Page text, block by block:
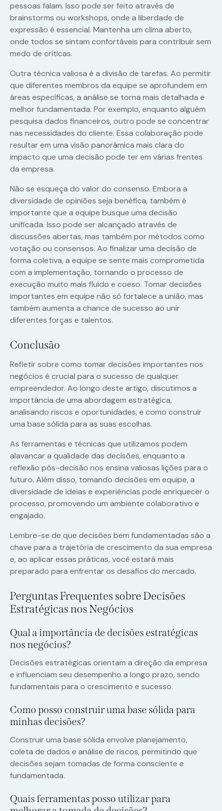
pessoas falam. Isso pode ser feito através de
brainstorms ou workshops, onde a liberdade de
expressão é essencial. Mantenha um clima aberto,
onde todos se sintam confortáveis para contribuir sem
medo de críticas.
Outra técnica valiosa é a divisão de tarefas. Ao permitir
que diferentes membros da equipe se aprofundem em
áreas específicas, a análise se torna mais detalhada e
melhor fundamentada. Por exemplo, enquanto alguém
pesquisa dados financeiros, outro pode se concentrar
nas necessidades do cliente. Essa colaboração pode
resultar em uma visão panorâmica mais clara do
impacto que uma decisão pode ter em várias frentes
da empresa.
Não se esqueça do valor do consenso. Embora a
diversidade de opiniões seja benéfica, também é
importante que a equipe busque uma decisão
unificada. Isso pode ser alcançado através de
discussões abertas, mas também por métodos como
votação ou consensos. Ao finalizar uma decisão de
forma coletiva, a equipe se sente mais comprometida
com a implementação, tornando o processo de
execução muito mais fluído e coeso. Tomar decisões
importantes em equipe não só fortalece a união, mas
também aumenta a chance de sucesso ao unir
diferentes forças e talentos.
Conclusão
Refletir sobre como tomar decisões importantes nos
negócios é crucial para o sucesso de qualquer
empreendedor. Ao longo deste artigo, discutimos a
importância de uma abordagem estratégica,
analisando riscos e oportunidades, e como construir
uma base sólida para as suas escolhas.
As ferramentas e técnicas que utilizamos podem
alavancar a qualidade das decisões, enquanto a
reflexão pós-decisão nos ensina valiosas lições para o
futuro. Além disso, tomando decisões em equipe, a
diversidade de ideias e experiências pode enriquecer o
processo, promovendo um ambiente colaborativo e
engajado.
Lembre-se de que decisões bem fundamentadas são a
chave para a trajetória de crescimento da sua empresa
e, ao aplicar essas práticas, você estará mais
preparado para enfrentar os desafios do mercado.
Perguntas Frequentes sobre Decisões
Estratégicas nos Negócios
Qual a importância de decisões estratégicas
nos negócios?
Decisões estratégicas orientam a direção da empresa
e influenciam seu desempenho a longo prazo, sendo
fundamentais para o crescimento e sucesso.
Como posso construir uma base sólida para
minhas decisões?
Construir uma base sólida envolve planejamento,
coleta de dados e análise de riscos, permitindo que
decisões sejam tomadas de forma consciente e
fundamentada.
Quais ferramentas posso utilizar para